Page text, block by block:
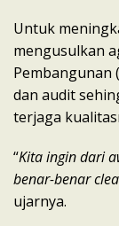
Untuk
mengusulkan
Pembangunan
dan audit
terjaga
“Kita ingin dari
benar-benar
ujarnya.